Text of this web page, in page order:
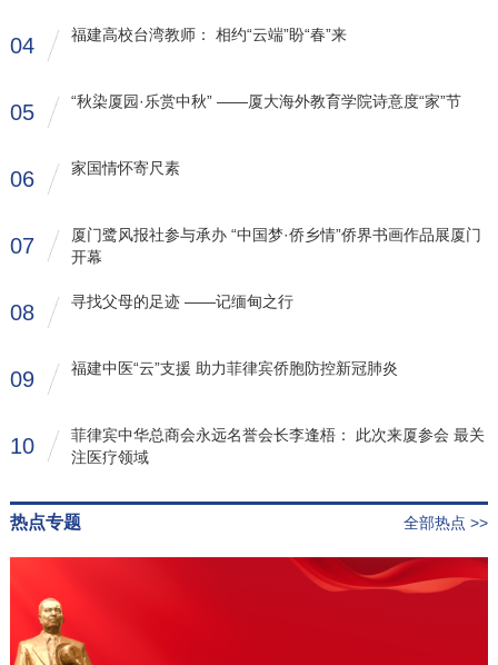
04 福建高校台湾教师： 相约“云端”盼“春”来
05 “秋染厦园·乐赏中秋” ——厦大海外教育学院诗意度“家”节
06 家国情怀寄尺素
07
厦门鹭风报社参与承办 “中国梦·侨乡情”侨界书画作品展厦门
开幕
08 寻找父母的足迹 ——记缅甸之行
09 福建中医“云”支援 助力菲律宾侨胞防控新冠肺炎
10
菲律宾中华总商会永远名誉会长李逢梧： 此次来厦参会 最关
注医疗领域
热点专题 全部热点 >>